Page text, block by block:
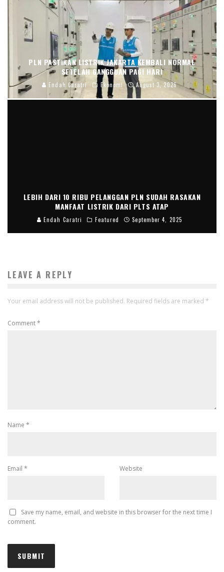
PLN PASTIKAN LISTRIK JAKARTA KEMBALI NORMAL
SETELAH GANGGUAN PAGI HARI
Endah Caratri Ekonomi August 3, 2026
LEBIH DARI 10 RIBU PELANGGAN PLN SUDAH RASAKAN
MANFAAT LISTRIK DARI PLTS ATAP
Endah Caratri Featured September 4, 2025
LEAVE A REPLY
Your email address will not be published. Required fields are marked *
Comment*
Name *
Email * Website
Save my name, email, and website in this browser for the next time I
comment.